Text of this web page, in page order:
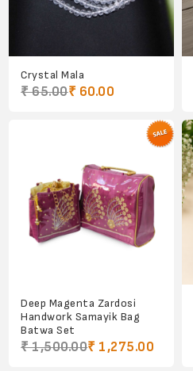
Crystal Mala
₹ 65.00₹ 60.00
Deep Magenta Zardosi
Handwork Samayik Bag
Batwa Set
₹ 1,500.00₹ 1,275.00